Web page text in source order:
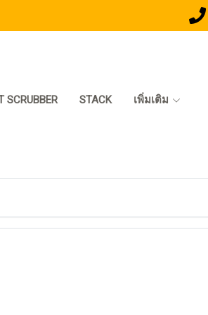
SCRUBBER STACK เพิ่มเติม